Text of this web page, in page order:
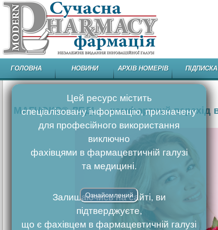
ГОЛОВНА НОВИНИ АРХІВ НОМЕРІВ ПІДПИСКА
МАГНОКС® ЛЕДІ — комфортний перехiд
Цей ресурс містить
спеціалізовану інформацію, призначену
для професійного використання
виключно
фахівцями в фармацевтичній галузі
та медицині.
Залишаючись на сайті, ви
підтверджуєте,
що є фахівцем в фармацевтичній галузі
Ознайомлений